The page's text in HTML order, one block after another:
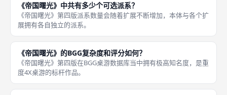
《帝国曙光》中共有多少个可选派系？
《帝国曙光》第四版派系数量会随着扩展不断增加，本体与各个扩
展拥有各自独立的派系。
《帝国曙光》的BGG复杂度和评分如何？
《帝国曙光》第四版在BGG桌游数据库当中拥有极高知名度，是重
度4X桌游的标杆作品。